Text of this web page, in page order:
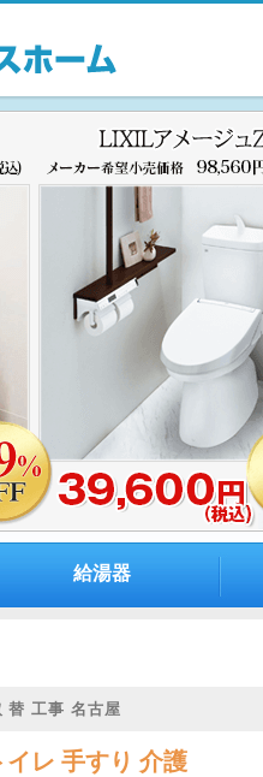
給湯器
替 工事 名古屋
イレ 手すり 介護